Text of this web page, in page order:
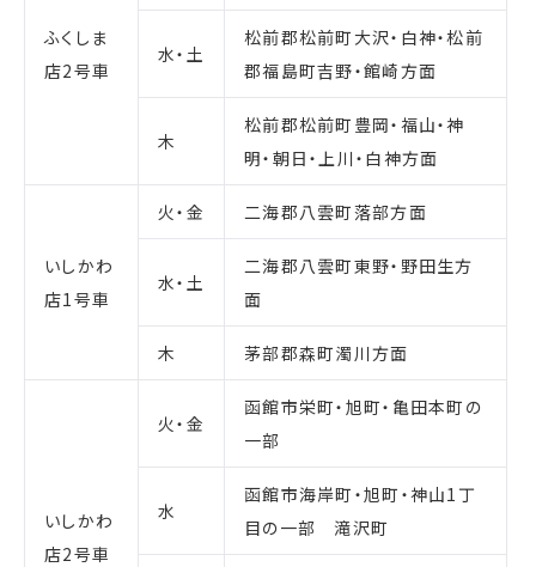
ふくしま
店2号車
水・土
松前郡松前町大沢・白神・松前
郡福島町吉野・館崎方面
木
松前郡松前町豊岡・福山・神
明・朝日・上川・白神方面
いしかわ
店1号車
火・金 二海郡八雲町落部方面
水・土
二海郡八雲町東野・野田生方
面
木 茅部郡森町濁川方面
いしかわ
店2号車
火・金
函館市栄町・旭町・亀田本町の
一部
水
函館市海岸町・旭町・神山1丁
目の一部 滝沢町